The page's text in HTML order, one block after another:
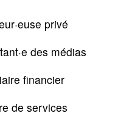
privé
des médias
financier
de services